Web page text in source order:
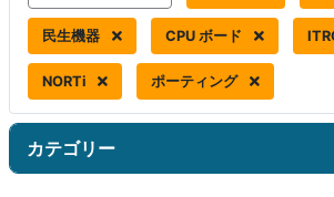
民生機器 CPU ボード
NORTi ポーティング
カテゴリー